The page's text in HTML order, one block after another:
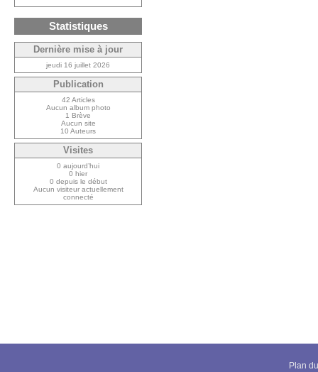
Statistiques
Dernière mise à jour
jeudi 16 juillet 2026
Publication
42 Articles
Aucun album photo
1 Brève
Aucun site
10 Auteurs
Visites
0 aujourd’hui
0 hier
0 depuis le début
Aucun visiteur actuellement
connecté
Plan